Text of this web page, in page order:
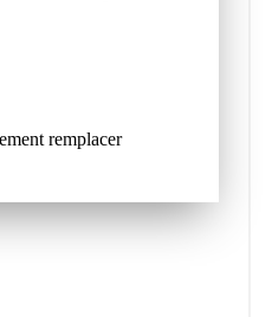
remplacer